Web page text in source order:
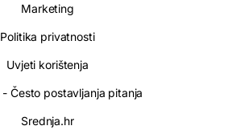
Marketing
Politika privatnosti
Uvjeti korištenja
Često postavljanja pitanja
Srednja.hr